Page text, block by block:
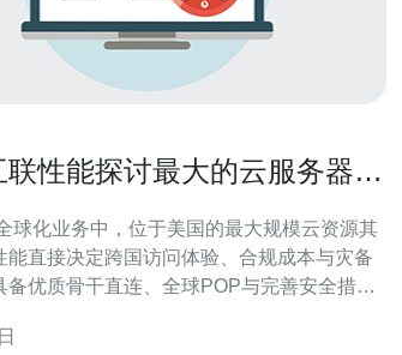
性能探讨最大的云服务器在
能直接决定跨国访问体验、合规成本与灾备
备优质骨干直连、全球POP与完善安全措施
节点与专业的DDoS防御能力，为多区域企